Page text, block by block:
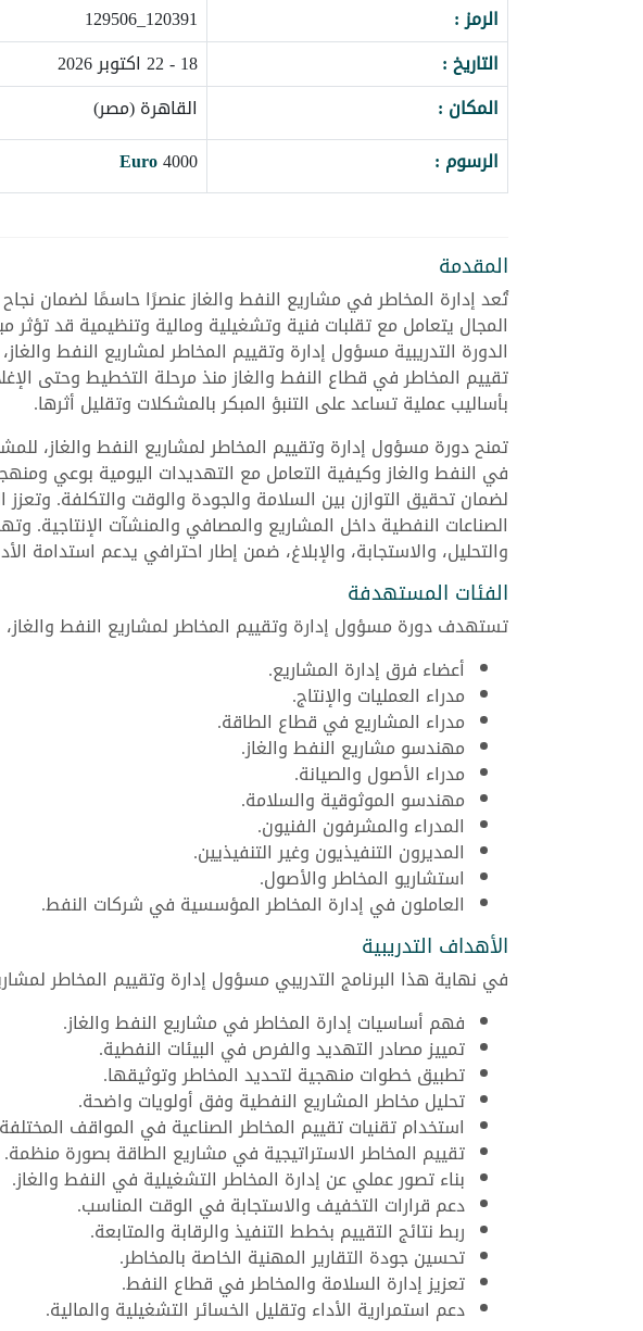
الرمز :
120391_129506
التاريخ :
18 - 22 اكتوبر 2026
المكان :
القاهرة (مصر)
الرسوم :
4000
Euro
المقدمة
تُعد إدارة المخاطر في مشاريع النفط والغاز عنصرًا حاسمًا لضمان
المجال يتعامل مع تقلبات فنية وتشغيلية ومالية وتنظيمية قد
الدورة التدريبية مسؤول إدارة وتقييم المخاطر لمشاريع النفط
تقييم المخاطر في قطاع النفط والغاز منذ مرحلة التخطيط وحتى
بأساليب عملية تساعد على التنبؤ المبكر بالمشكلات وتقليل أثرها.
تمنح دورة مسؤول إدارة وتقييم المخاطر لمشاريع النفط والغاز،
في النفط والغاز وكيفية التعامل مع التهديدات اليومية بوعي
لضمان تحقيق التوازن بين السلامة والجودة والوقت والتكلفة.
الصناعات النفطية داخل المشاريع والمصافي والمنشآت الإنتاجية.
والتحليل، والاستجابة، والإبلاغ، ضمن إطار احترافي يدعم استدامة
الفئات المستهدفة
تستهدف دورة مسؤول إدارة وتقييم المخاطر لمشاريع النفط والغاز،
أعضاء فرق إدارة المشاريع.
مدراء العمليات والإنتاج.
مدراء المشاريع في قطاع الطاقة.
مهندسو مشاريع النفط والغاز.
مدراء الأصول والصيانة.
مهندسو الموثوقية والسلامة.
المدراء والمشرفون الفنيون.
المديرون التنفيذيون وغير التنفيذيين.
استشاريو المخاطر والأصول.
العاملون في إدارة المخاطر المؤسسية في شركات النفط.
الأهداف التدريبية
في نهاية هذا البرنامج التدريبي مسؤول إدارة وتقييم المخاطر
فهم أساسيات إدارة المخاطر في مشاريع النفط والغاز.
تمييز مصادر التهديد والفرص في البيئات النفطية.
تطبيق خطوات منهجية لتحديد المخاطر وتوثيقها.
تحليل مخاطر المشاريع النفطية وفق أولويات واضحة.
استخدام تقنيات تقييم المخاطر الصناعية في المواقف
تقييم المخاطر الاستراتيجية في مشاريع الطاقة بصورة منظمة.
بناء تصور عملي عن إدارة المخاطر التشغيلية في النفط والغاز.
دعم قرارات التخفيف والاستجابة في الوقت المناسب.
ربط نتائج التقييم بخطط التنفيذ والرقابة والمتابعة.
تحسين جودة التقارير المهنية الخاصة بالمخاطر.
تعزيز إدارة السلامة والمخاطر في قطاع النفط.
دعم استمرارية الأداء وتقليل الخسائر التشغيلية والمالية.